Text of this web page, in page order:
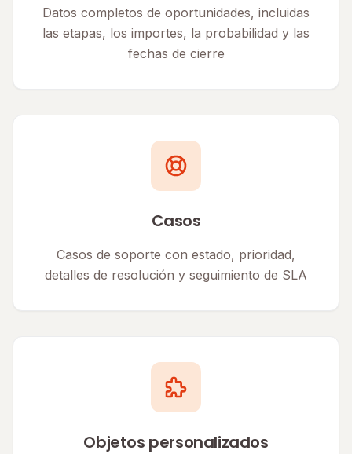
Datos completos de oportunidades, incluidas
las etapas, los importes, la probabilidad y las
fechas de cierre
Casos
Casos de soporte con estado, prioridad,
detalles de resolución y seguimiento de SLA
Objetos personalizados